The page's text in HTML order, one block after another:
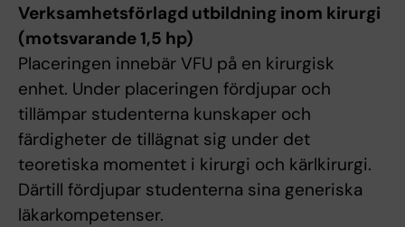
Verksamhetsförlagd utbildning inom kirurgi
(motsvarande 1,5 hp)
Placeringen innebär VFU på en kirurgisk
enhet. Under placeringen fördjupar och
tillämpar studenterna kunskaper och
färdigheter de tillägnat sig under det
teoretiska momentet i kirurgi och kärlkirurgi.
Därtill fördjupar studenterna sina generiska
läkarkompetenser.